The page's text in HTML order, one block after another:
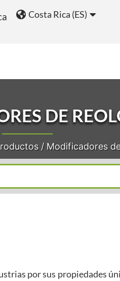
Costa Rica (ES)
DE
/ Modificadores
por sus propiedades